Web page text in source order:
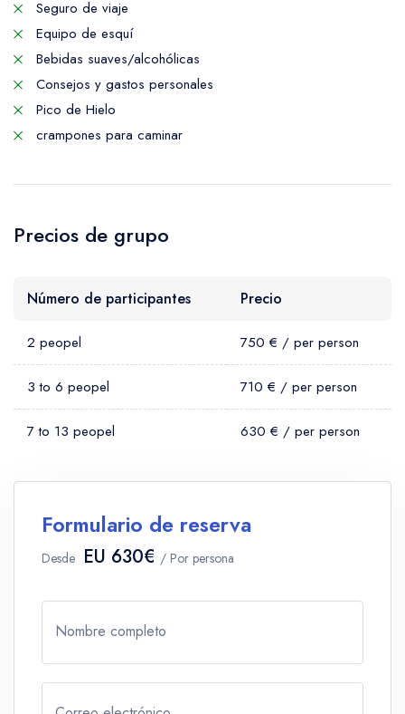
Seguro de viaje
Equipo de esquí
Bebidas suaves/alcohólicas
Consejos y gastos personales
Pico de Hielo
crampones para caminar
Precios de grupo
Número de participantes Precio
2 peopel 750 € / per person
3 to 6 peopel 710 € / per person
7 to 13 peopel 630 € / per person
Formulario de reserva
Desde EU 630€ / Por persona
Nombre completo